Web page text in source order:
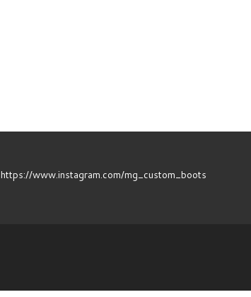
https://www.instagram.com/mg_custom_boots